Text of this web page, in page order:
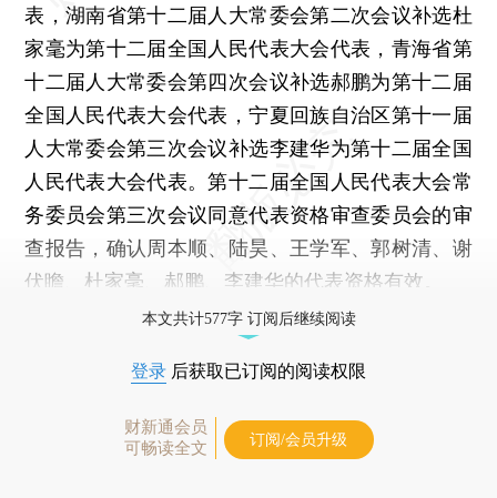
表，湖南省第十二届人大常委会第二次会议补选杜
家毫为第十二届全国人民代表大会代表，青海省第
十二届人大常委会第四次会议补选郝鹏为第十二届
全国人民代表大会代表，宁夏回族自治区第十一届
人大常委会第三次会议补选李建华为第十二届全国
人民代表大会代表。第十二届全国人民代表大会常
务委员会第三次会议同意代表资格审查委员会的审
查报告，确认周本顺、陆昊、王学军、郭树清、谢
伏瞻、杜家毫、郝鹏、李建华的代表资格有效。
本文共计577字 订阅后继续阅读
登录 后获取已订阅的阅读权限
财新通会员
可畅读全文
订阅/会员升级